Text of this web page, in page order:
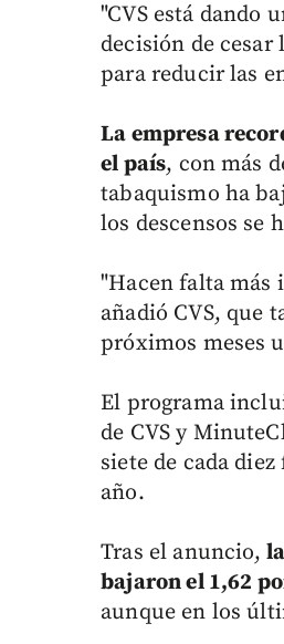
"CVS está dando
decisión de cesar
para reducir las
La empresa
el país, con más
tabaquismo ha
los descensos se
"Hacen falta más
añadió CVS, que
próximos meses
El programa
de CVS y
siete de cada
año.
Tras el anuncio,
bajaron el 1,62
aunque en los